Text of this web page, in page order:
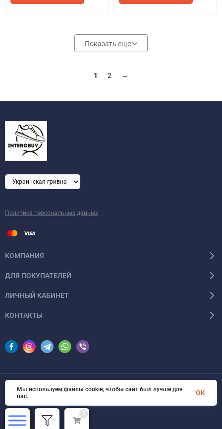
Показать еще
1 2 →
Политика персональных данных
КОМПАНИЯ
ДЛЯ ПОКУПАТЕЛЕЙ
ЛИЧНЫЙ КАБИНЕТ
КОНТАКТЫ
© 2026 InSale. Все права защищены
0
Мы используем файлы cookie, чтобы сайт был лучше для
вас.
OK